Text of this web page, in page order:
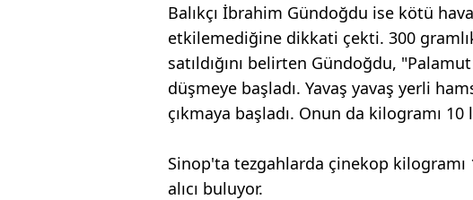
Balıkçı İbrahim Gündoğdu ise kötü
etkilemediğine dikkati çekti. 300
satıldığını belirten Gündoğdu,
düşmeye başladı. Yavaş yavaş yerli
çıkmaya başladı. Onun da kilogramı
Sinop'ta tezgahlarda çinekop
alıcı buluyor.